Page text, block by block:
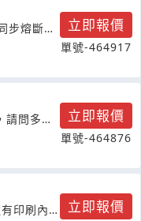
步熔斷。
立即報價
單號-464917
問多少
立即報價
單號-464876
印刷內
立即報價